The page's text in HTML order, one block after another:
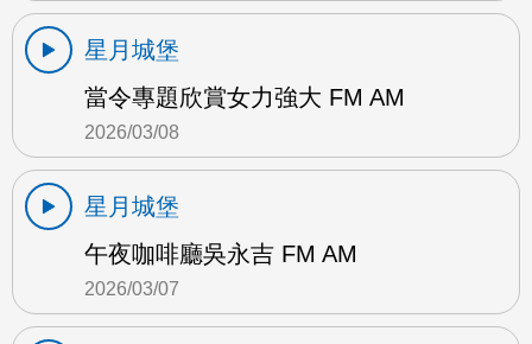
星月城堡
當令專題欣賞女力強大 FM AM
2026/03/08
星月城堡
午夜咖啡廳吳永吉 FM AM
2026/03/07